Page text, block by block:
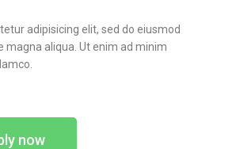
adipisicing elit, sed do eiusmod
aliqua. Ut enim ad minim
now